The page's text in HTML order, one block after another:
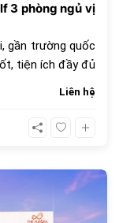
3 phòng ngủ vị
gần trường quốc
tiện ích đầy đủ
Liên hệ
651